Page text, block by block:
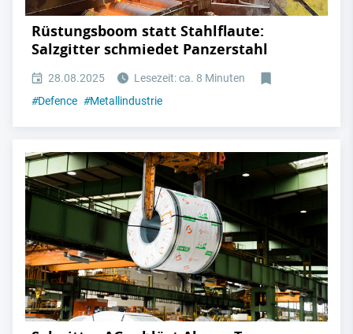
Rüstungsboom statt Stahlflaute:
Salzgitter schmiedet Panzerstahl
28.08.2025
Lesezeit: ca. 8 Minuten
#Defence #Metallindustrie